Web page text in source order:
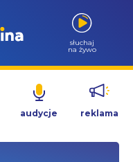
słuchaj
na żywo
audycje reklama